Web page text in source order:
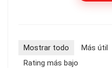
Mostrar todo Más útil
Rating más bajo